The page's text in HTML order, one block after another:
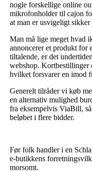
nogle forskellige online
mikrofonholder til cajon
at man er usvigeligt sikker
Man må lige meget hvad
annoncerer et produkt for
tiltalende, er det
webshop. Kortbestillinger
hvilket forsvarer en imod
Generelt tilråder vi køb
en alternativ mulighed
fra eksempelvis ViaBill,
beløbet i flere bidder.
Før folk handler i en
e-butikkens
morsomt.